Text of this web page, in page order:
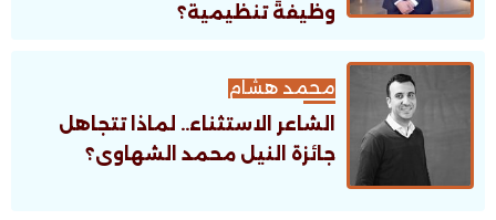
وظيفةً تنظيمية؟
محمد هشام
الشاعر الاستثناء.. لماذا تتجاهل
جائزة النيل محمد الشهاوى؟